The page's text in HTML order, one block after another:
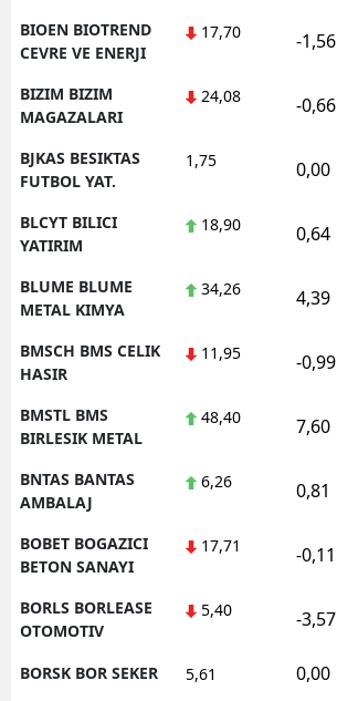
BIOEN BIOTREND
CEVRE VE ENERJI
17,70 -1,56
BIZIM BIZIM
MAGAZALARI
24,08 -0,66
BJKAS BESIKTAS
FUTBOL YAT.
1,75 0,00
BLCYT BILICI
YATIRIM
18,90 0,64
BLUME BLUME
METAL KIMYA
34,26 4,39
BMSCH BMS CELIK
HASIR
11,95 -0,99
BMSTL BMS
BIRLESIK METAL
48,40 7,60
BNTAS BANTAS
AMBALAJ
6,26 0,81
BOBET BOGAZICI
BETON SANAYI
17,71 -0,11
BORLS BORLEASE
OTOMOTIV
5,40 -3,57
BORSK BOR SEKER 5,61 0,00